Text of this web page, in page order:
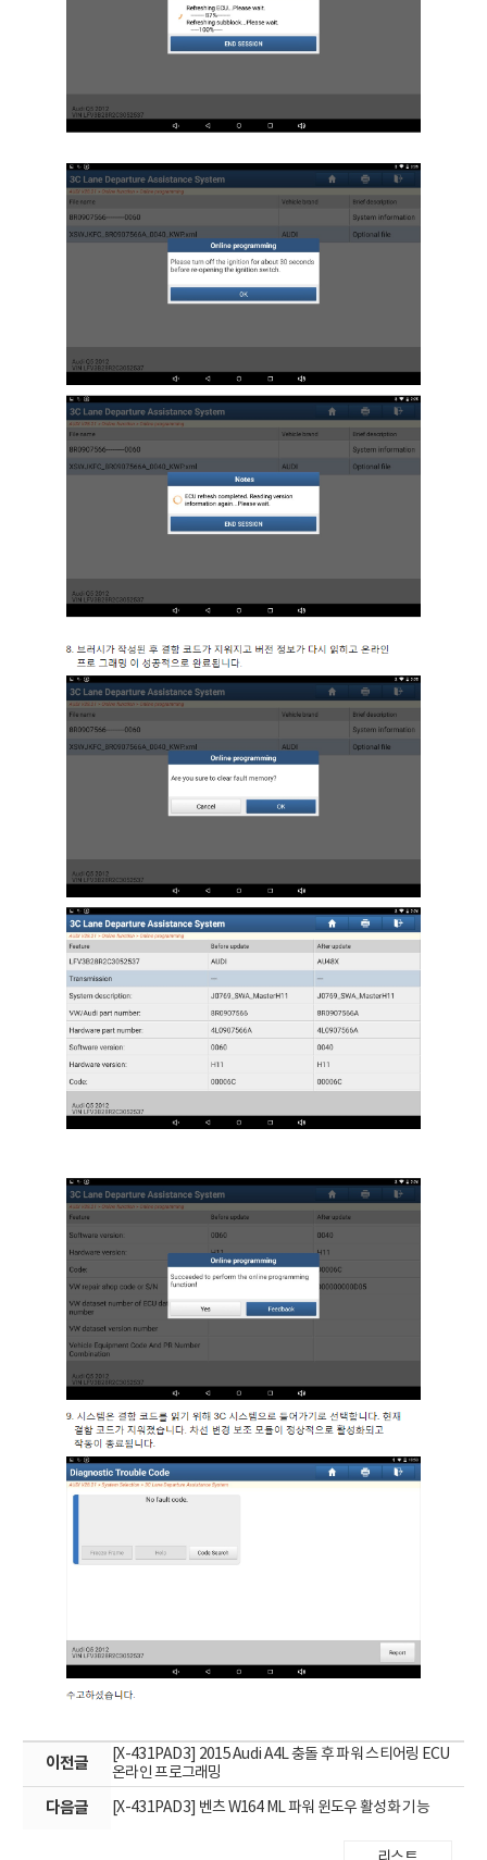
이전글
[X-431PAD3] 2015 Audi A4L 충돌 후 파워 스티어링 ECU
온라인 프로그래밍
다음글 [X-431PAD3] 벤츠 W164 ML 파워 윈도우 활성화 기능